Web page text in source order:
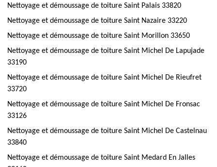
Nettoyage et démoussage de toiture Saint Palais 33820
Nettoyage et démoussage de toiture Saint Nazaire 33220
Nettoyage et démoussage de toiture Saint Morillon 33650
Nettoyage et démoussage de toiture Saint Michel De Lapujade
33190
Nettoyage et démoussage de toiture Saint Michel De Rieufret
33720
Nettoyage et démoussage de toiture Saint Michel De Fronsac
33126
Nettoyage et démoussage de toiture Saint Michel De Castelnau
33840
Nettoyage et démoussage de toiture Saint Medard En Jalles